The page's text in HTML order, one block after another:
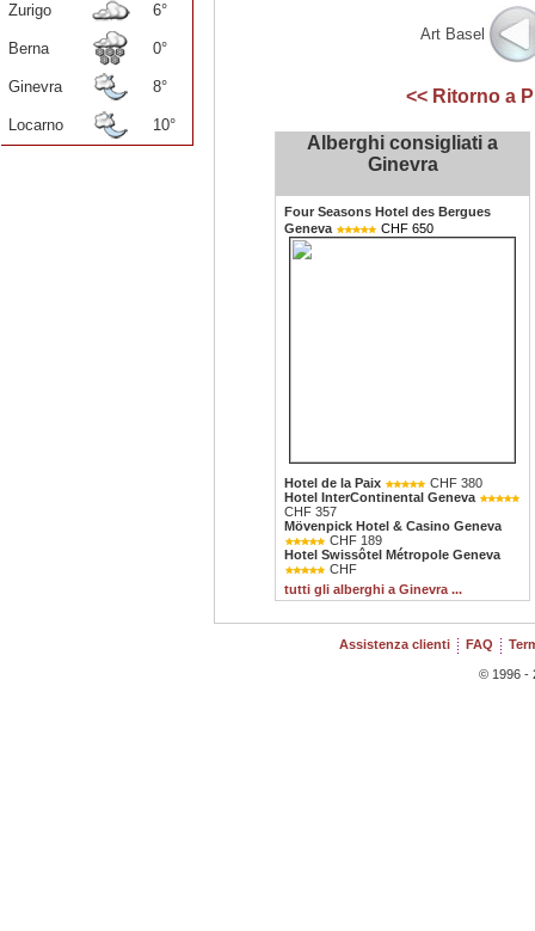
Zurigo
6°
Berna 0°
Ginevra 8°
Locarno 10°
Art Basel
<< Ritorno a
Alberghi consigliati a
Ginevra
Four Seasons Hotel des Bergues
Geneva
CHF 650
Hotel de la Paix
CHF 380
Hotel InterContinental Geneva
CHF 357
Mövenpick Hotel & Casino Geneva
CHF 189
Hotel Swissôtel Métropole Geneva
CHF
tutti gli alberghi a Ginevra ...
Assistenza clienti FAQ
© 1996 -